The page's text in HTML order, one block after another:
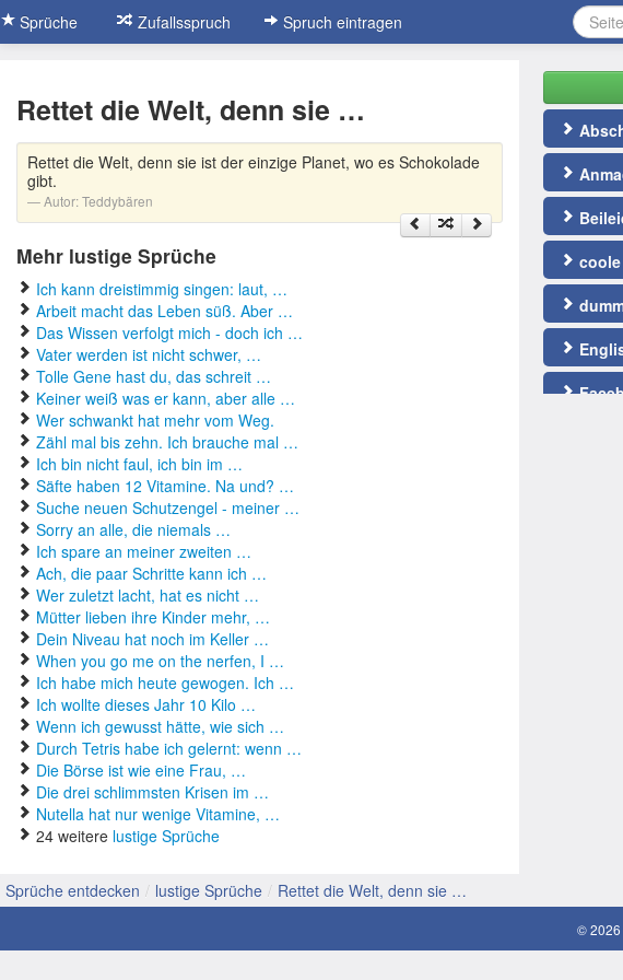
Sprüche Zufallsspruch Spruch eintragen
Rettet die Welt, denn sie …
Rettet die Welt, denn sie ist der einzige Planet, wo es Schokolade
gibt.
Autor:Teddybären
Mehr lustige Sprüche
Ich kann dreistimmig singen: laut, …
Arbeit macht das Leben süß. Aber …
Das Wissen verfolgt mich - doch ich …
Vater werden ist nicht schwer, …
Tolle Gene hast du, das schreit …
Keiner weiß was er kann, aber alle …
Wer schwankt hat mehr vom Weg.
Zähl mal bis zehn. Ich brauche mal …
Ich bin nicht faul, ich bin im …
Säfte haben 12 Vitamine. Na und? …
Suche neuen Schutzengel - meiner …
Sorry an alle, die niemals …
Ich spare an meiner zweiten …
Ach, die paar Schritte kann ich …
Wer zuletzt lacht, hat es nicht …
Mütter lieben ihre Kinder mehr, …
Dein Niveau hat noch im Keller …
When you go me on the nerfen, I …
Ich habe mich heute gewogen. Ich …
Ich wollte dieses Jahr 10 Kilo …
Wenn ich gewusst hätte, wie sich …
Durch Tetris habe ich gelernt: wenn …
Die Börse ist wie eine Frau, …
Die drei schlimmsten Krisen im …
Nutella hat nur wenige Vitamine, …
24 weitere lustige Sprüche
Sprüche entdecken / lustige Sprüche / Rettet die Welt, denn sie …
© 2026